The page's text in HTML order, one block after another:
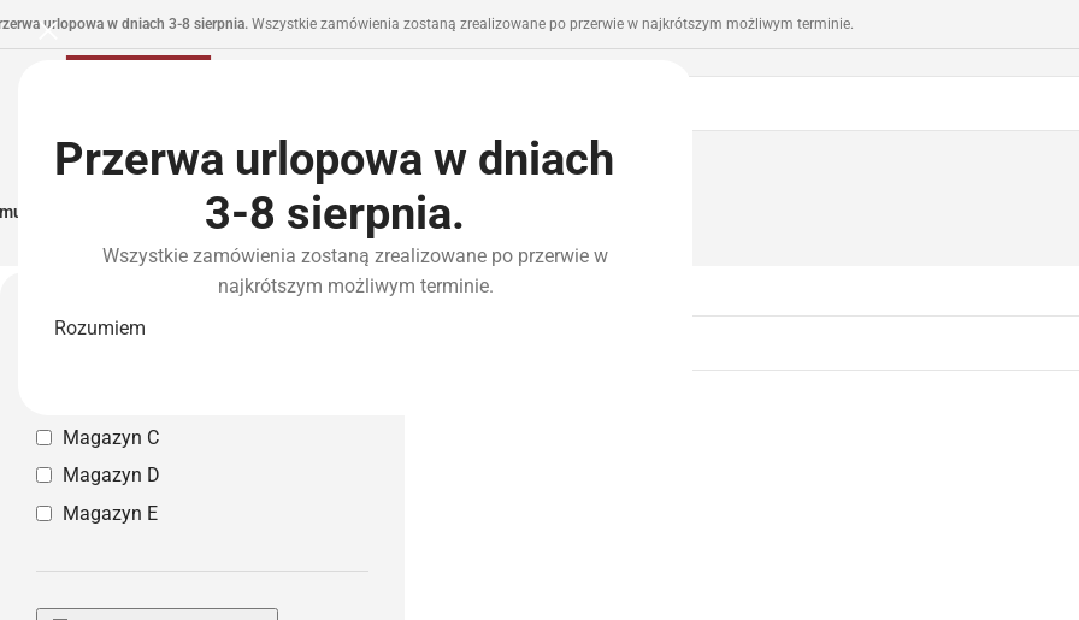
Przerwa urlopowa w dniach
3-8 sierpnia.
Wszystkie zamówienia zostaną zrealizowane po przerwie w
najkrótszym możliwym terminie.
Rozumiem
urlopowa w dniach 3-8 sierpnia. Wszystkie zamówienia zostaną zrealizowane po przerwie w najkrótszym możliwym terminie.
I Zasilanie Części I Tuning HPAWyposażenie Taktyczne
Strona główna»Atrybut produktu: Color»Space Gray
Magazyn własny
Magazyn C
Magazyn D
Magazyn E
Space Gray